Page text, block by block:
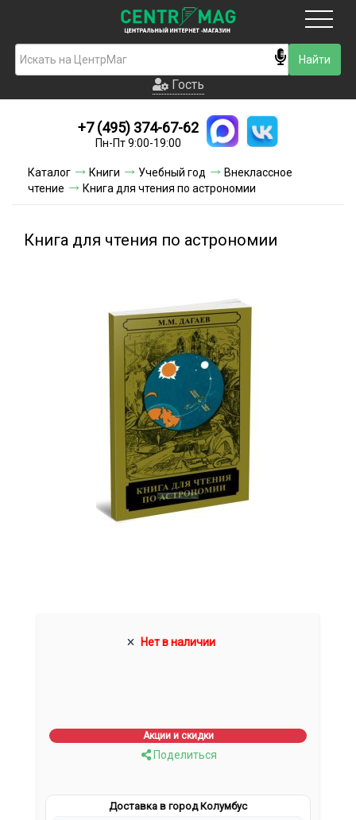
Гость
Новинки
Условия доставки
Контакты
Гость
+7 (495) 374-67-62
Пн-Пт 9:00-19:00
Каталог Книги Учебный год
Внеклассное
чтение
Книга для чтения по астрономии
Книга для чтения по астрономии
Нет в наличии
Акции и скидки
Поделиться
Доставка в город Колумбус